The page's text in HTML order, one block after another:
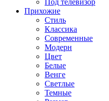
Под телевизор
Прихожие
Стиль
Классика
Современные
Модерн
Цвет
Белые
Венге
Светлые
Темные